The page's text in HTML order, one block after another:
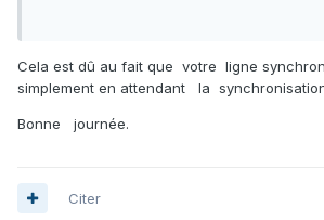
Cela est dû au fait que votre ligne
simplement en attendant la
Bonne journée.
Citer